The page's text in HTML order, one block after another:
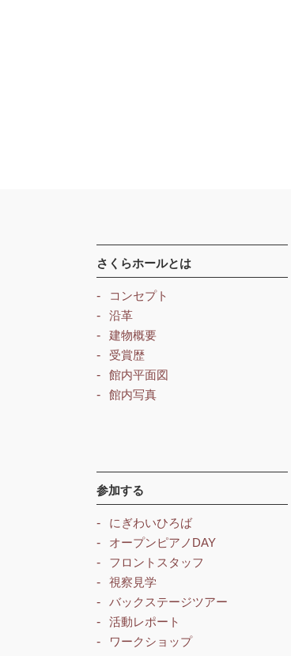
さくらホールとは
コンセプト
沿革
建物概要
受賞歴
館内平面図
館内写真
参加する
にぎわいひろば
オープンピアノDAY
フロントスタッフ
視察見学
バックステージツアー
活動レポート
ワークショップ